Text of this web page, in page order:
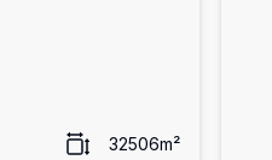
32506m²